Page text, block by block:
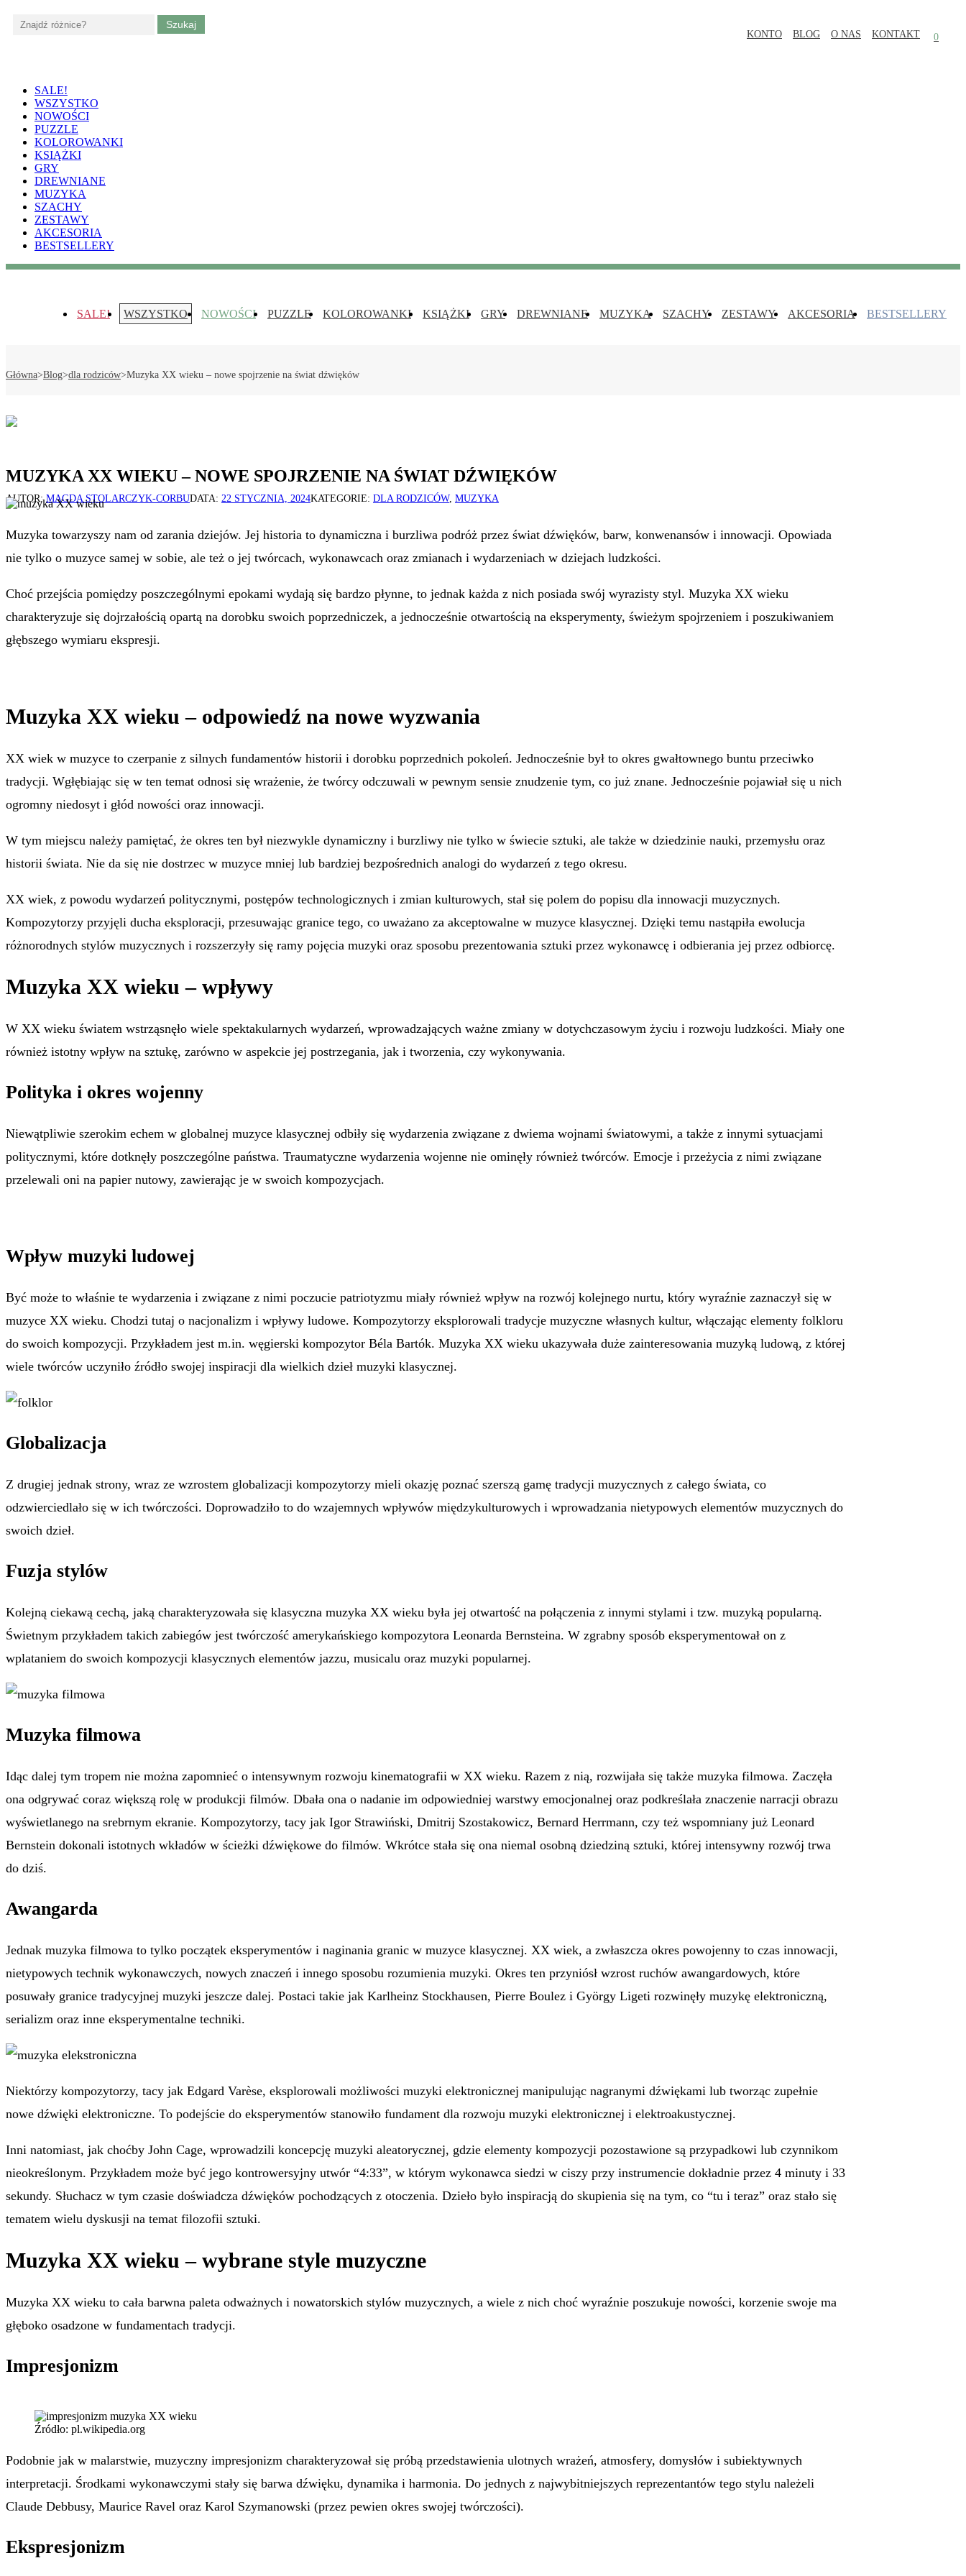
KONTO BLOG O NAS KONTAKT 0
content
(Press
Enter)
edukacja-dzieci.pl
Gry, puzzle i książki ze sztuką dla dzieci
SALE!
WSZYSTKO
NOWOŚCI
PUZZLE
KOLOROWANKI
KSIĄŻKI
GRY
DREWNIANE
MUZYKA
SZACHY
ZESTAWY
AKCESORIA
BESTSELLERY
edukacja-dzieci.pl
Gry, puzzle i książki ze sztuką dla dzieci
SALE! WSZYSTKO NOWOŚCI PUZZLE KOLOROWANKI KSIĄŻKI GRY DREWNIANE MUZYKA SZACHY ZESTAWY AKCESORIA BESTSELLERY
Główna>Blog>dla rodziców>Muzyka XX wieku – nowe spojrzenie na świat dźwięków
MUZYKA XX WIEKU – NOWE SPOJRZENIE NA ŚWIAT DŹWIĘKÓW
AUTOR:MAGDA STOLARCZYK-CORBUDATA: 22 STYCZNIA, 2024KATEGORIE: DLA RODZICÓW, MUZYKA
Muzyka towarzyszy nam od zarania dziejów. Jej historia to dynamiczna i burzliwa podróż przez świat dźwięków, barw, konwenansów i innowacji. Opowiada
nie tylko o muzyce samej w sobie, ale też o jej twórcach, wykonawcach oraz zmianach i wydarzeniach w dziejach ludzkości.
Choć przejścia pomiędzy poszczególnymi epokami wydają się bardzo płynne, to jednak każda z nich posiada swój wyrazisty styl. Muzyka XX wieku
charakteryzuje się dojrzałością opartą na dorobku swoich poprzedniczek, a jednocześnie otwartością na eksperymenty, świeżym spojrzeniem i poszukiwaniem
głębszego wymiaru ekspresji.
Muzyka XX wieku – odpowiedź na nowe wyzwania
XX wiek w muzyce to czerpanie z silnych fundamentów historii i dorobku poprzednich pokoleń. Jednocześnie był to okres gwałtownego buntu przeciwko
tradycji. Wgłębiając się w ten temat odnosi się wrażenie, że twórcy odczuwali w pewnym sensie znudzenie tym, co już znane. Jednocześnie pojawiał się u nich
ogromny niedosyt i głód nowości oraz innowacji.
W tym miejscu należy pamiętać, że okres ten był niezwykle dynamiczny i burzliwy nie tylko w świecie sztuki, ale także w dziedzinie nauki, przemysłu oraz
historii świata. Nie da się nie dostrzec w muzyce mniej lub bardziej bezpośrednich analogi do wydarzeń z tego okresu.
XX wiek, z powodu wydarzeń politycznymi, postępów technologicznych i zmian kulturowych, stał się polem do popisu dla innowacji muzycznych.
Kompozytorzy przyjęli ducha eksploracji, przesuwając granice tego, co uważano za akceptowalne w muzyce klasycznej. Dzięki temu nastąpiła ewolucja
różnorodnych stylów muzycznych i rozszerzyły się ramy pojęcia muzyki oraz sposobu prezentowania sztuki przez wykonawcę i odbierania jej przez odbiorcę.
Muzyka XX wieku – wpływy
W XX wieku światem wstrząsnęło wiele spektakularnych wydarzeń, wprowadzających ważne zmiany w dotychczasowym życiu i rozwoju ludzkości. Miały one
również istotny wpływ na sztukę, zarówno w aspekcie jej postrzegania, jak i tworzenia, czy wykonywania.
Polityka i okres wojenny
Niewątpliwie szerokim echem w globalnej muzyce klasycznej odbiły się wydarzenia związane z dwiema wojnami światowymi, a także z innymi sytuacjami
politycznymi, które dotknęły poszczególne państwa. Traumatyczne wydarzenia wojenne nie ominęły również twórców. Emocje i przeżycia z nimi związane
przelewali oni na papier nutowy, zawierając je w swoich kompozycjach.
Wpływ muzyki ludowej
Być może to właśnie te wydarzenia i związane z nimi poczucie patriotyzmu miały również wpływ na rozwój kolejnego nurtu, który wyraźnie zaznaczył się w
muzyce XX wieku. Chodzi tutaj o nacjonalizm i wpływy ludowe. Kompozytorzy eksplorowali tradycje muzyczne własnych kultur, włączając elementy folkloru
do swoich kompozycji. Przykładem jest m.in. węgierski kompozytor Béla Bartók. Muzyka XX wieku ukazywała duże zainteresowania muzyką ludową, z której
wiele twórców uczyniło źródło swojej inspiracji dla wielkich dzieł muzyki klasycznej.
Globalizacja
Z drugiej jednak strony, wraz ze wzrostem globalizacji kompozytorzy mieli okazję poznać szerszą gamę tradycji muzycznych z całego świata, co
odzwierciedlało się w ich twórczości. Doprowadziło to do wzajemnych wpływów międzykulturowych i wprowadzania nietypowych elementów muzycznych do
swoich dzieł.
Fuzja stylów
Kolejną ciekawą cechą, jaką charakteryzowała się klasyczna muzyka XX wieku była jej otwartość na połączenia z innymi stylami i tzw. muzyką popularną.
Świetnym przykładem takich zabiegów jest twórczość amerykańskiego kompozytora Leonarda Bernsteina. W zgrabny sposób eksperymentował on z
wplataniem do swoich kompozycji klasycznych elementów jazzu, musicalu oraz muzyki popularnej.
Muzyka filmowa
Idąc dalej tym tropem nie można zapomnieć o intensywnym rozwoju kinematografii w XX wieku. Razem z nią, rozwijała się także muzyka filmowa. Zaczęła
ona odgrywać coraz większą rolę w produkcji filmów. Dbała ona o nadanie im odpowiedniej warstwy emocjonalnej oraz podkreślała znaczenie narracji obrazu
wyświetlanego na srebrnym ekranie. Kompozytorzy, tacy jak Igor Strawiński, Dmitrij Szostakowicz, Bernard Herrmann, czy też wspomniany już Leonard
Bernstein dokonali istotnych wkładów w ścieżki dźwiękowe do filmów. Wkrótce stała się ona niemal osobną dziedziną sztuki, której intensywny rozwój trwa
do dziś.
Awangarda
Jednak muzyka filmowa to tylko początek eksperymentów i naginania granic w muzyce klasycznej. XX wiek, a zwłaszcza okres powojenny to czas innowacji,
nietypowych technik wykonawczych, nowych znaczeń i innego sposobu rozumienia muzyki. Okres ten przyniósł wzrost ruchów awangardowych, które
posuwały granice tradycyjnej muzyki jeszcze dalej. Postaci takie jak Karlheinz Stockhausen, Pierre Boulez i György Ligeti rozwinęły muzykę elektroniczną,
serializm oraz inne eksperymentalne techniki.
Niektórzy kompozytorzy, tacy jak Edgard Varèse, eksplorowali możliwości muzyki elektronicznej manipulując nagranymi dźwiękami lub tworząc zupełnie
nowe dźwięki elektroniczne. To podejście do eksperymentów stanowiło fundament dla rozwoju muzyki elektronicznej i elektroakustycznej.
Inni natomiast, jak choćby John Cage, wprowadzili koncepcję muzyki aleatorycznej, gdzie elementy kompozycji pozostawione są przypadkowi lub czynnikom
nieokreślonym. Przykładem może być jego kontrowersyjny utwór “4:33”, w którym wykonawca siedzi w ciszy przy instrumencie dokładnie przez 4 minuty i 33
sekundy. Słuchacz w tym czasie doświadcza dźwięków pochodzących z otoczenia. Dzieło było inspiracją do skupienia się na tym, co “tu i teraz” oraz stało się
tematem wielu dyskusji na temat filozofii sztuki.
Muzyka XX wieku – wybrane style muzyczne
Muzyka XX wieku to cała barwna paleta odważnych i nowatorskich stylów muzycznych, a wiele z nich choć wyraźnie poszukuje nowości, korzenie swoje ma
głęboko osadzone w fundamentach tradycji.
Impresjonizm
Źródło: pl.wikipedia.org
Podobnie jak w malarstwie, muzyczny impresjonizm charakteryzował się próbą przedstawienia ulotnych wrażeń, atmosfery, domysłów i subiektywnych
interpretacji. Środkami wykonawczymi stały się barwa dźwięku, dynamika i harmonia. Do jednych z najwybitniejszych reprezentantów tego stylu należeli
Claude Debbusy, Maurice Ravel oraz Karol Szymanowski (przez pewien okres swojej twórczości).
Ekspresjonizm